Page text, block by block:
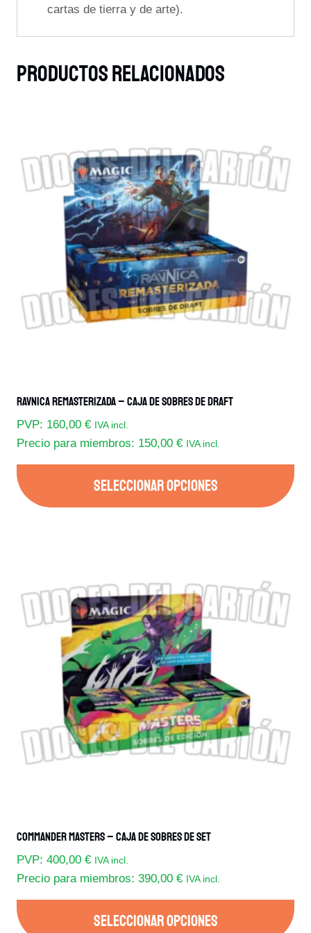
cartas de tierra y de arte).
Productos Relacionados
Ravnica Remasterizada – Caja De Sobres De Draft
PVP: 160,00 € IVA incl.
Precio para miembros: 150,00 € IVA incl.
SELECCIONAR OPCIONES
variantes.
Las
opciones
página
de
Commander Masters – Caja De Sobres De Set
PVP: 400,00 € IVA incl.
Precio para miembros: 390,00 € IVA incl.
SELECCIONAR OPCIONES